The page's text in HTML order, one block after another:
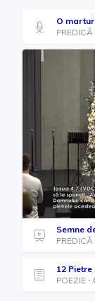
O
PREDICĂ
Semne
PREDICĂ
12 Pietre
POEZIE